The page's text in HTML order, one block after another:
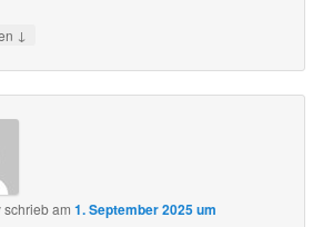
↓
schriebam1. September 2025 um